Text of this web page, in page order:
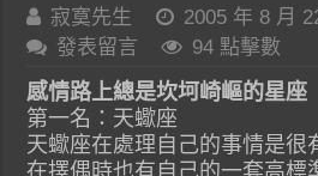
寂寞先生 2005 年 8 月
發表留言
94 點擊數
感情路上總是坎坷崎嶇的星座
第一名：天蠍座
天蠍座在處理自己的事情是很
在擇偶時也有自己的一套高標